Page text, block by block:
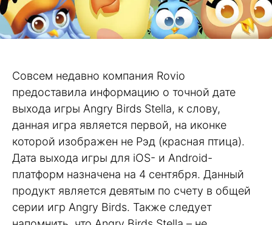
Совсем недавно компания Rovio
предоставила информацию о точной дате
выхода игры Angry Birds Stella, к слову,
данная игра является первой, на иконке
которой изображен не Рэд (красная птица).
Дата выхода игры для iOS- и Android-
платформ назначена на 4 сентября. Данный
продукт является девятым по счету в общей
серии игр Angry Birds. Также следует